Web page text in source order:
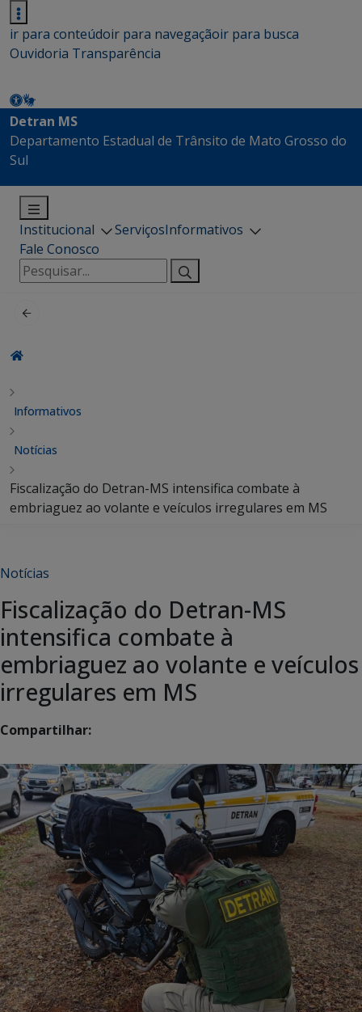
ir para conteúdoir para navegaçãoir para busca
Ouvidoria Transparência
Detran MS
Departamento Estadual de Trânsito de Mato Grosso do
Sul
Institucional ServiçosInformativos
Fale Conosco
Pesquisar
por:
Informativos
Notícias
Fiscalização do Detran-MS intensifica combate à
embriaguez ao volante e veículos irregulares em MS
Notícias
Fiscalização do Detran-MS
intensifica combate à
embriaguez ao volante e veículos
irregulares em MS
Compartilhar: